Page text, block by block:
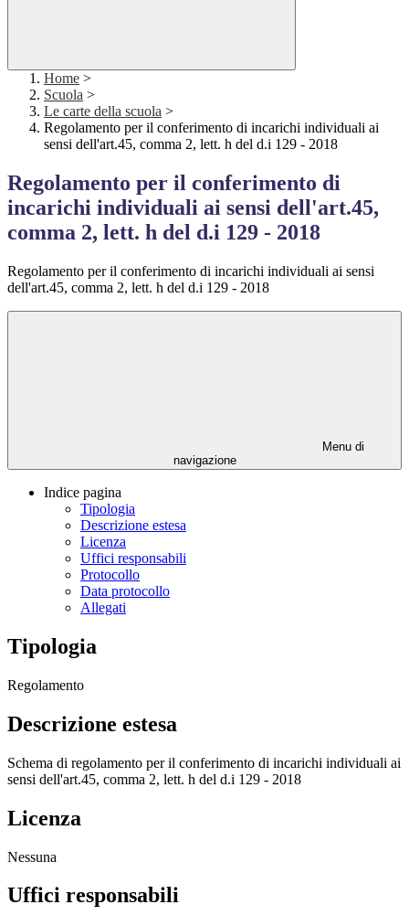
Home >
Scuola >
Le carte della scuola >
Regolamento per il conferimento di incarichi individuali ai
sensi dell'art.45, comma 2, lett. h del d.i 129 - 2018
Regolamento per il conferimento di
incarichi individuali ai sensi dell'art.45,
comma 2, lett. h del d.i 129 - 2018
Regolamento per il conferimento di incarichi individuali ai sensi
dell'art.45, comma 2, lett. h del d.i 129 - 2018
Menu di
navigazione
Indice pagina
Tipologia
Descrizione estesa
Licenza
Uffici responsabili
Protocollo
Data protocollo
Allegati
Tipologia
Regolamento
Descrizione estesa
Schema di regolamento per il conferimento di incarichi individuali ai
sensi dell'art.45, comma 2, lett. h del d.i 129 - 2018
Licenza
Nessuna
Uffici responsabili